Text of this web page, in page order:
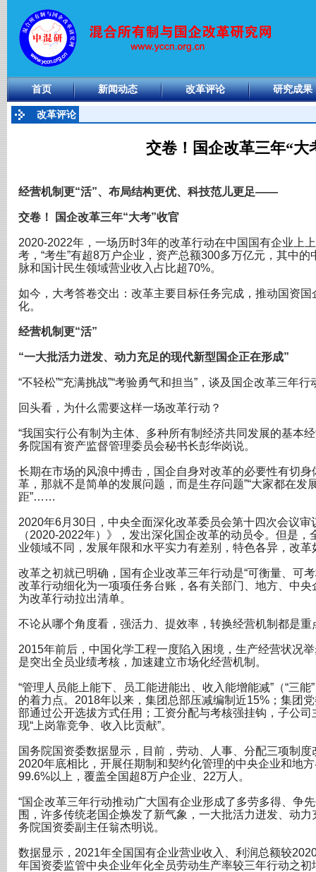
首页 新闻动态 改革评论 研究成果
改革评论
交卷！国企改革三年“大
经营机制更“活”、布局结构更优、科技范儿更足——
交卷！ 国企改革三年“大考”收官
2020-2022年，一场历时3年的改革行动在中国国有企业上
考，“考生”有超8万户企业，资产总额300多万亿元，其中
脉和国计民生领域营业收入占比超70%。
如今，大考答卷交出：改革主要目标任务完成，推动国资
化。
经营机制更“活”
“一大批活力迸发、动力充足的现代新型国企正在形成”
“不轻松”“充满挑战”“考验勇气和担当”，谈及国企改革三年
回头看，为什么需要这样一场改革行动？
“我国实行公有制为主体、多种所有制经济共同发展的基本
务院国有资产监督管理委员会秘书长彭华岗说。
长期在市场的风浪中搏击，国企自身对改革的必要性有切身
革，那就不是简单的发展问题，而是生存问题”“大家都在发
距”……
2020年6月30日，中央全面深化改革委员会第十四次会议
（2020-2022年）》，发出深化国企改革的动员令。但是
业领域不同，发展年限和水平实力有差别，特色各异，改
改革之初就已明确，国有企业改革三年行动是“可衡量、可
改革行动细化为一项项任务台账，各有关部门、地方、中央
为改革行动拉出清单。
不论从哪个角度看，强活力、提效率，转换经营机制都是重
2015年前后，中国化学工程一度陷入困境，生产经营状况
是突出全员业绩考核，加速建立市场化经营机制。
“管理人员能上能下、员工能进能出、收入能增能减”（“三
的着力点。2018年以来，集团总部压减编制近15%；集团
部通过公开选拔方式任用；工资分配与考核强挂钩，子公
现“上岗靠竞争、收入比贡献”。
国务院国资委数据显示，目前，劳动、人事、分配三项制
2020年底相比，开展任期制和契约化管理的中央企业和地
99.6%以上，覆盖全国超8万户企业、22万人。
“国企改革三年行动推动广大国有企业形成了多劳多得、争
围，许多传统老国企焕发了新气象，一大批活力迸发、动
务院国资委副主任翁杰明说。
数据显示，2021年全国国有企业营业收入、利润总额较
年国资委监管中央企业年化全员劳动生产率较三年行动之初